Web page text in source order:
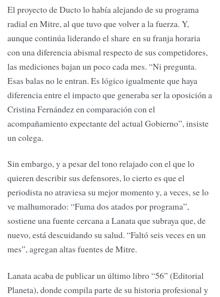
El proyecto de Ducto lo había alejando de su programa
radial en Mitre, al que tuvo que volver a la fuerza. Y,
aunque continúa liderando el share en su franja horaria
con una diferencia abismal respecto de sus competidores,
las mediciones bajan un poco cada mes. “Ni pregunta.
Esas balas no le entran. Es lógico igualmente que haya
diferencia entre el impacto que generaba ser la oposición a
Cristina Fernández en comparación con el
acompañamiento expectante del actual Gobierno”, insiste
un colega.
Sin embargo, y a pesar del tono relajado con el que lo
quieren describir sus defensores, lo cierto es que el
periodista no atraviesa su mejor momento y, a veces, se lo
ve malhumorado: “Fuma dos atados por programa”,
sostiene una fuente cercana a Lanata que subraya que, de
nuevo, está descuidando su salud. “Faltó seis veces en un
mes”, agregan altas fuentes de Mitre.
Lanata acaba de publicar un último libro “56” (Editorial
Planeta), donde compila parte de su historia profesional y